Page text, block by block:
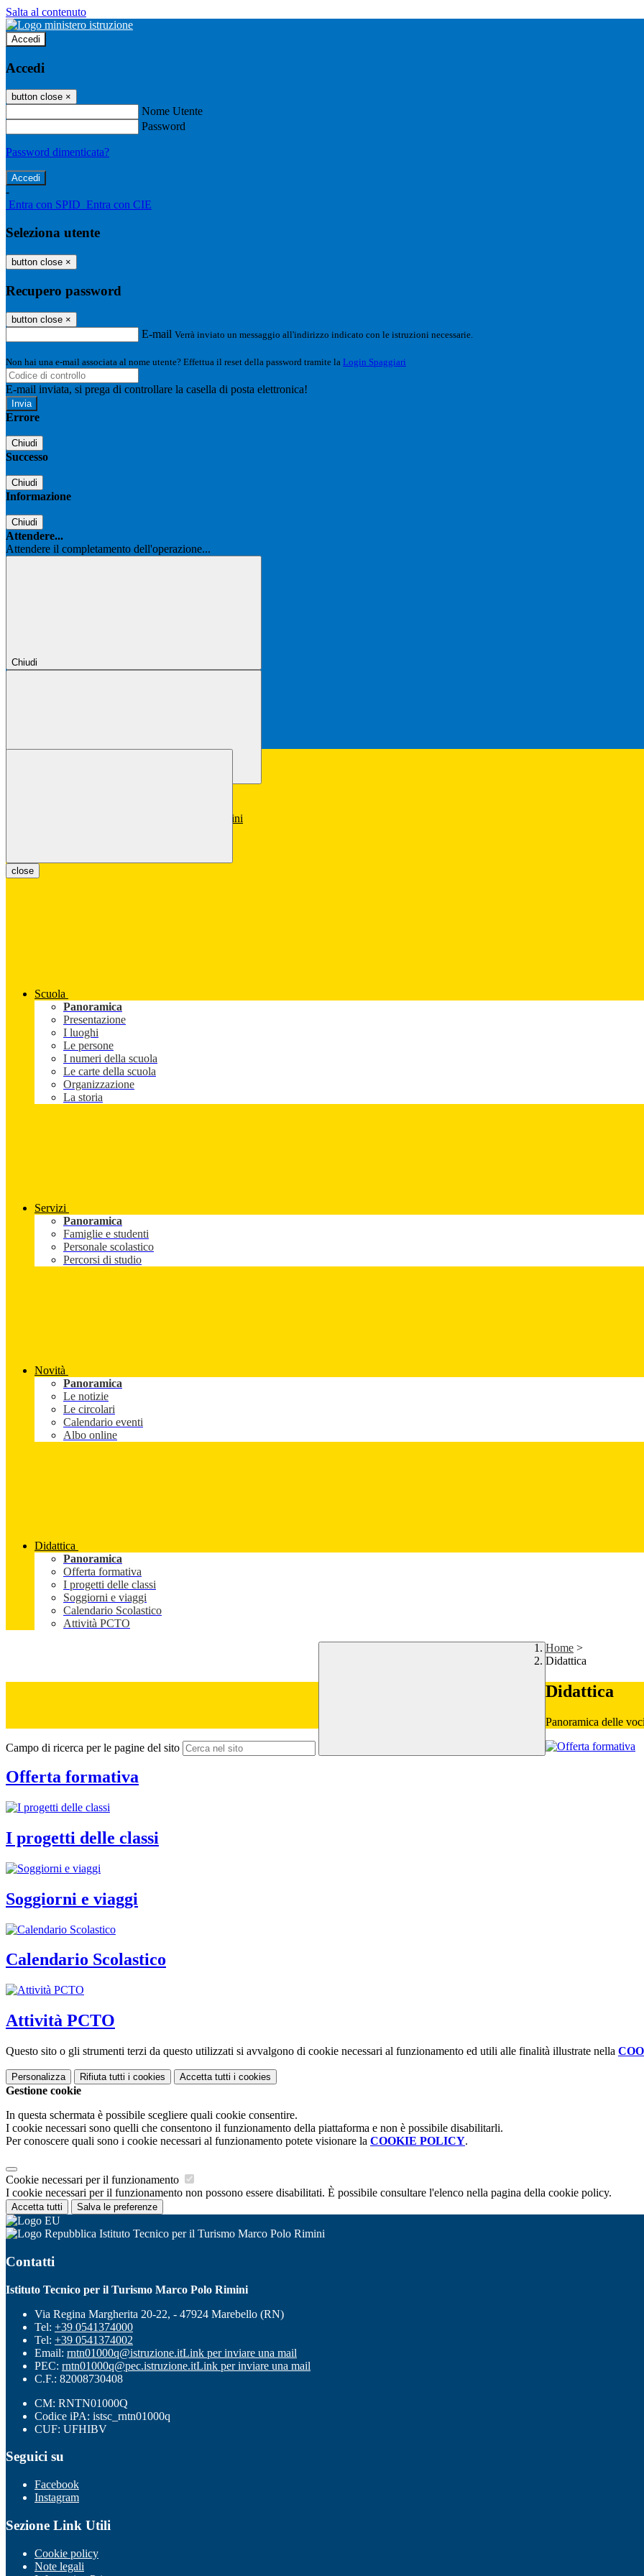
Salta al contenuto
Accedi
Accedi
button close ×
Nome Utente
Password
Password dimenticata?
-
Entra con SPID Entra con CIE
Seleziona utente
button close ×
Recupero password
button close ×
E-mail Verrà inviato un messaggio all'indirizzo indicato con le istruzioni necessarie.
Non hai una e-mail associata al nome utente? Effettua il reset della password tramite la Login Spaggiari
E-mail inviata, si prega di controllare la casella di posta elettronica!
Errore
Chiudi
Successo
Chiudi
Informazione
Chiudi
Attendere...
Attendere il completamento dell'operazione...
Chiudi
close
Scuola
Panoramica
Presentazione
I luoghi
Le persone
I numeri della scuola
Le carte della scuola
Organizzazione
La storia
Servizi
Panoramica
Famiglie e studenti
Personale scolastico
Percorsi di studio
Novità
Panoramica
Le notizie
Le circolari
Calendario eventi
Albo online
Didattica
Panoramica
Offerta formativa
I progetti delle classi
Soggiorni e viaggi
Calendario Scolastico
Attività PCTO
Campo di ricerca per le pagine del sito
Home >
Didattica
Didattica
Panoramica delle
Offerta formativa
I progetti delle classi
Soggiorni e viaggi
Calendario Scolastico
Attività PCTO
Questo sito o gli strumenti terzi da questo utilizzati si avvalgono di cookie necessari al funzionamento ed utili alle finalità illustrate nella
Personalizza Rifiuta tutti i cookies Accetta tutti i cookies
Gestione cookie
In questa schermata è possibile scegliere quali cookie consentire.
I cookie necessari sono quelli che consentono il funzionamento della piattaforma e non è possibile disabilitarli.
Per conoscere quali sono i cookie necessari al funzionamento potete visionare la COOKIE POLICY.
Cookie necessari per il funzionamento
I cookie necessari per il funzionamento non possono essere disabilitati. È possibile consultare l'elenco nella pagina della cookie policy.
Accetta tutti Salva le preferenze
Istituto Tecnico per il Turismo Marco Polo Rimini
Contatti
Istituto Tecnico per il Turismo Marco Polo Rimini
Via Regina Margherita 20-22, - 47924 Marebello (RN)
Tel: +39 0541374000
Tel: +39 0541374002
Email: rntn01000q@istruzione.itLink per inviare una mail
PEC: rntn01000q@pec.istruzione.itLink per inviare una mail
C.F.: 82008730408
CM: RNTN01000Q
Codice iPA: istsc_rntn01000q
CUF: UFHIBV
Seguici su
Facebook
Instagram
Sezione Link Utili
Cookie policy
Note legali